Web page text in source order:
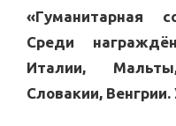
«Гуманитарная
Среди
Италии,
Словакии,